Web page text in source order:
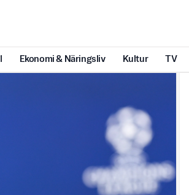
Ekonomi & Näringsliv Kultur TV